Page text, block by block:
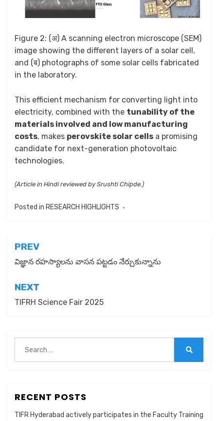
Figure 2: (अ) A scanning electron microscope (SEM)
image showing the different layers of a solar cell,
and (ब) photographs of some solar cells fabricated
in the laboratory.
This efficient mechanism for converting light into
electricity, combined with the tunability of the
materials involved and low manufacturing
costs, makes perovskite solar cells a promising
candidate for next-generation photovoltaic
technologies.
(Article in Hindi reviewed by Srushti Chipde.)
Posted in RESEARCH HIGHLIGHTS
Post
navigation
PREV
విజ్ఞాన రహస్యాలను వాసన పట్టడం నేర్చుకున్నాను
NEXT
TIFRH Science Fair 2025
for:
RECENT POSTS
TIFR Hyderabad actively participates in the Faculty Training